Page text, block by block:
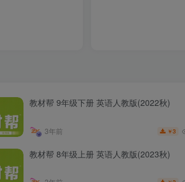
教材帮 9年级下册 英语人教版(2022秋)
3年前 ￥3
教材帮 8年级上册 英语人教版(2023秋)